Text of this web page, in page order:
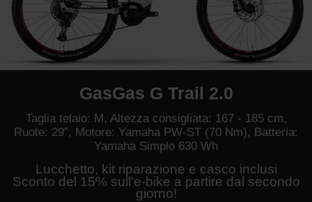
GasGas G Trail 2.0
Taglia telaio: M, Altezza consigliata: 167 - 185 cm,
Ruote: 29”, Motore: Yamaha PW-ST (70 Nm), Batteria:
Yamaha Simplo 630 Wh
Lucchetto, kit riparazione e casco inclusi
Sconto del 15% sull'e-bike a partire dal secondo
giorno!